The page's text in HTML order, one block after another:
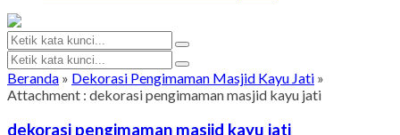
Beranda » Dekorasi Pengimaman Masjid Kayu Jati »
Attachment : dekorasi pengimaman masjid kayu jati
dekorasi pengimaman masjid kayu jati